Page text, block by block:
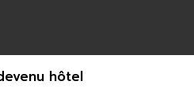
hôtel